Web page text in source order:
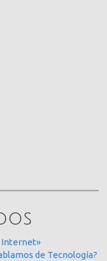
Internet»
de Tecnología?